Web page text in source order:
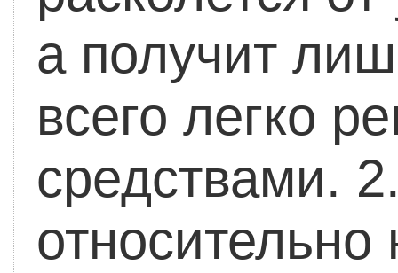
а получит
всего легко
средствами.